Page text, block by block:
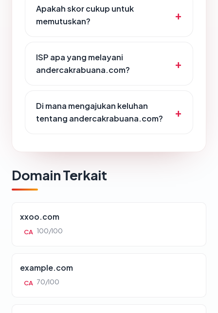
Apakah skor cukup untuk
memutuskan?
ISP apa yang melayani
andercakrabuana.com?
Di mana mengajukan keluhan
tentang andercakrabuana.com?
Domain Terkait
xxoo.com
CA 100/100
example.com
CA 70/100